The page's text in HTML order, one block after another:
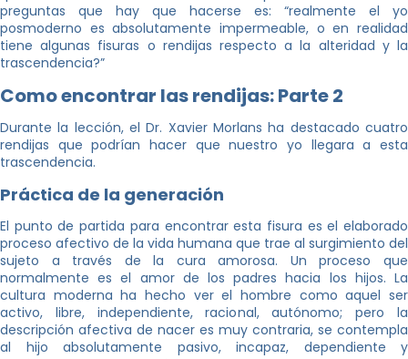
preguntas que hay que hacerse es: “realmente el yo
posmoderno es absolutamente impermeable, o en realidad
tiene algunas fisuras o rendijas respecto a la alteridad y la
trascendencia?”
Como encontrar las rendijas: Parte 2
Durante la lección, el Dr. Xavier Morlans ha destacado cuatro
rendijas que podrían hacer que nuestro yo llegara a esta
trascendencia.
Práctica de la generación
El punto de partida para encontrar esta fisura es el elaborado
proceso afectivo de la vida humana que trae al surgimiento del
sujeto a través de la cura amorosa. Un proceso que
normalmente es el amor de los padres hacia los hijos. La
cultura moderna ha hecho ver el hombre como aquel ser
activo, libre, independiente, racional, autónomo; pero la
descripción afectiva de nacer es muy contraria, se contempla
al hijo absolutamente pasivo, incapaz, dependiente y